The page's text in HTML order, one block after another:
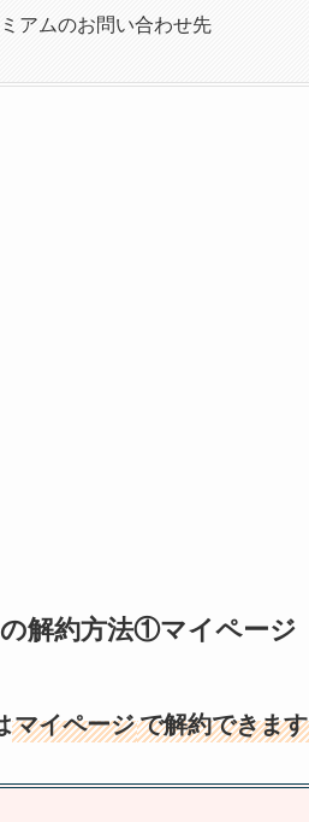
アムのお問い合わせ先
解約方法①マイページ
マイページで解約できます